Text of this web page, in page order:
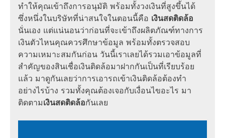
ทำให้คุณเข้าถึงการอนุมัติ พร้อมทั้งวงเงินที่สูงขึ้นได้
ซึ่งหนึ่งในบริษัทที่น่าสนใจในตอนนี้คือ เงินสดติดล้อ
นั่นเอง แต่แน่นอนว่าก่อนที่จะเข้าถึงผลิตภัณฑ์ทางการ
เงินตัวไหนคุณควรศึกษาข้อมูล พร้อมทั้งตรวจสอบ
ความเหมาะสมกันก่อน วันนี้เราเลยได้รวมเอาข้อมูลที่
สำคัญของสินเชื่อเงินติดล้อมาฝากกันเป็นที่เรียบร้อย
แล้ว มาดูกันเลยว่าการเอารถเข้าเงินติดล้อต้องทำ
อย่างไรบ้าง รวมทั้งคุณต้องเจอกับเงื่อนไขอะไร มา
ติดตามเงินสดติดล้อกันเลย